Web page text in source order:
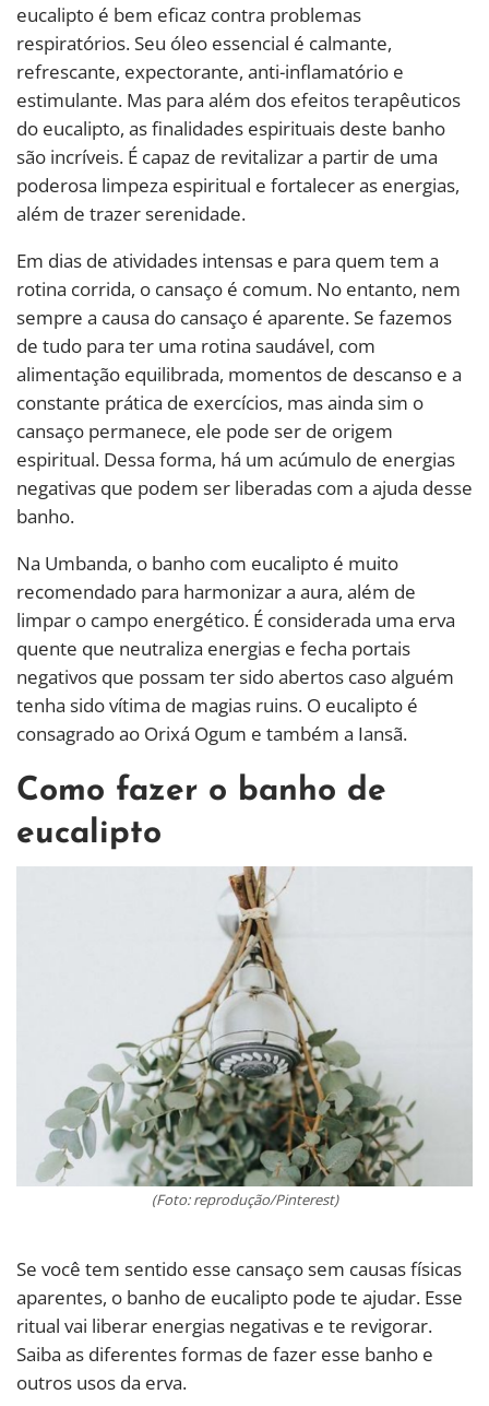
eucalipto é bem eficaz contra problemas
respiratórios. Seu óleo essencial é calmante,
refrescante, expectorante, anti-inflamatório e
estimulante. Mas para além dos efeitos terapêuticos
do eucalipto, as finalidades espirituais deste banho
são incríveis. É capaz de revitalizar a partir de uma
poderosa limpeza espiritual e fortalecer as energias,
além de trazer serenidade.
Em dias de atividades intensas e para quem tem a
rotina corrida, o cansaço é comum. No entanto, nem
sempre a causa do cansaço é aparente. Se fazemos
de tudo para ter uma rotina saudável, com
alimentação equilibrada, momentos de descanso e a
constante prática de exercícios, mas ainda sim o
cansaço permanece, ele pode ser de origem
espiritual. Dessa forma, há um acúmulo de energias
negativas que podem ser liberadas com a ajuda desse
banho.
Na Umbanda, o banho com eucalipto é muito
recomendado para harmonizar a aura, além de
limpar o campo energético. É considerada uma erva
quente que neutraliza energias e fecha portais
negativos que possam ter sido abertos caso alguém
tenha sido vítima de magias ruins. O eucalipto é
consagrado ao Orixá Ogum e também a Iansã.
Como fazer o banho de
eucalipto
(Foto: reprodução/Pinterest)
Se você tem sentido esse cansaço sem causas físicas
aparentes, o banho de eucalipto pode te ajudar. Esse
ritual vai liberar energias negativas e te revigorar.
Saiba as diferentes formas de fazer esse banho e
outros usos da erva.